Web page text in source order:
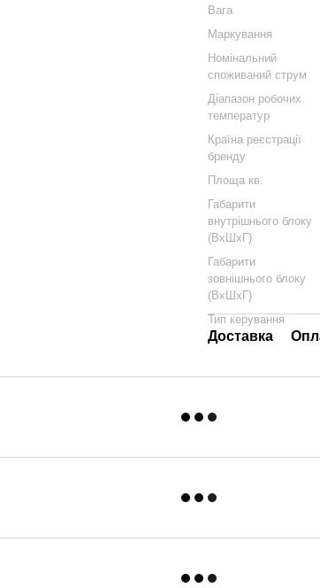
Вага
Маркування
Номінальний
споживаний струм
Діапазон робочих
температур
Країна реєстрації
бренду
Площа кв.
Габарити
внутрішнього блоку
(ВхШхГ)
Габарити
зовнішнього блоку
(ВхШхГ)
Тип керування
Доставка